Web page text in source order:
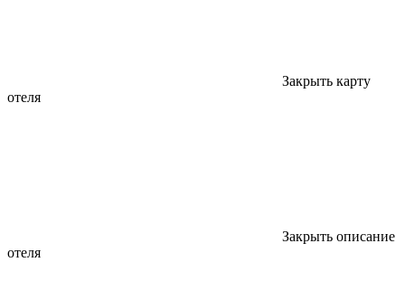
Закрыть карту
отеля
Закрыть описание
отеля